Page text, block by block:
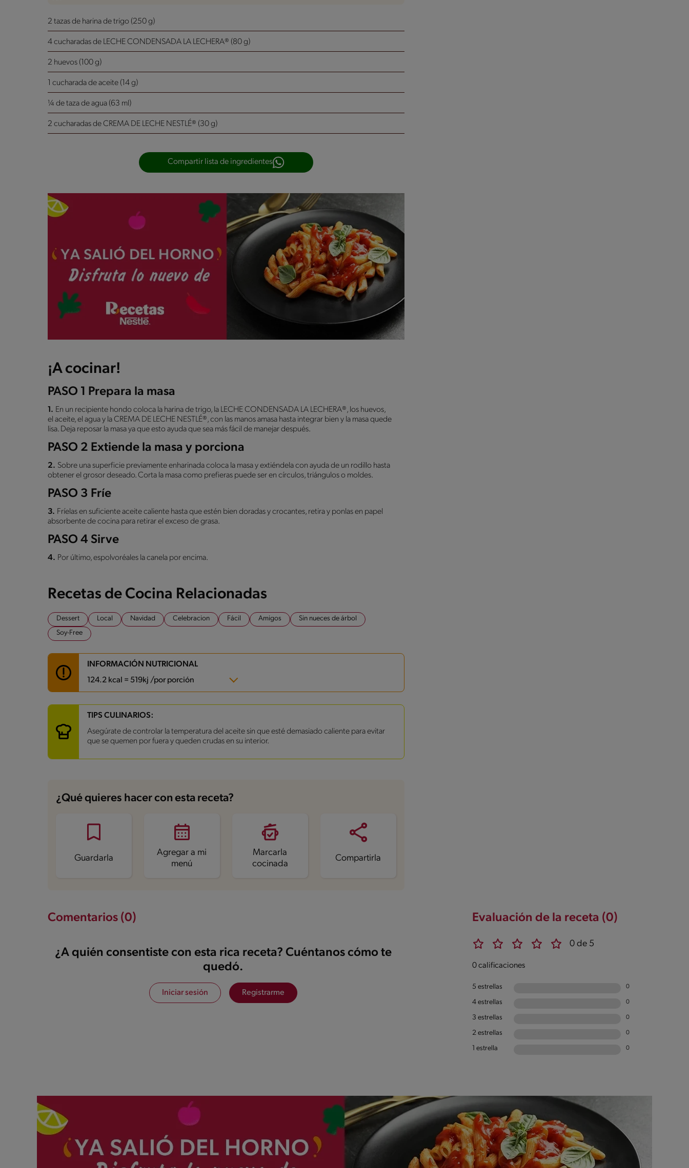
2 tazas de harina de trigo (250 g)
4 cucharadas de LECHE CONDENSADA LA LECHERA® (80 g)
2 huevos (100 g)
1 cucharada de aceite (14 g)
¼ de taza de agua (63 ml)
2 cucharadas de CREMA DE LECHE NESTLÉ® (30 g)
Compartir lista de ingredientes
¡A cocinar!
PASO 1 Prepara la masa
1. En un recipiente hondo coloca la harina de trigo, la LECHE CONDENSADA LA LECHERA®, los huevos,
el aceite, el agua y la CREMA DE LECHE NESTLÉ®, con las manos amasa hasta integrar bien y la masa quede
lisa. Deja reposar la masa ya que esto ayuda que sea más fácil de manejar después.
PASO 2 Extiende la masa y porciona
2. Sobre una superficie previamente enharinada coloca la masa y extiéndela con ayuda de un rodillo hasta
obtener el grosor deseado. Corta la masa como prefieras puede ser en círculos, triángulos o moldes.
PASO 3 Fríe
3. Fríelas en suficiente aceite caliente hasta que estén bien doradas y crocantes, retira y ponlas en papel
absorbente de cocina para retirar el exceso de grasa.
PASO 4 Sirve
4. Por último, espolvoréales la canela por encima.
Recetas de Cocina Relacionadas
Dessert Local Navidad Celebracion Fácil Amigos
Sin nueces de árbol
Soy-Free
INFORMACIÓN NUTRICIONAL
124.2 kcal = 519kj /por porción
Carbohidratos 19 g
Grasas 3.4 g
Fibra 0.5 g
TIPS CULINARIOS:
Asegúrate de controlar la temperatura del aceite sin que esté demasiado caliente para evitar
que se quemen por fuera y queden crudas en su interior.
¿Qué quieres hacer con esta receta?
Guardarla
Agregar a mi
menú
Marcarla
cocinada
Compartirla
Evaluación de la receta (0)
0 de 5
0 calificaciones
5 estrellas 0
4 estrellas 0
3 estrellas 0
2 estrellas 0
1 estrella 0
Comentarios (0)
¿A quién consentiste con esta rica receta? Cuéntanos cómo te
quedó.
Iniciar sesión Registrarme